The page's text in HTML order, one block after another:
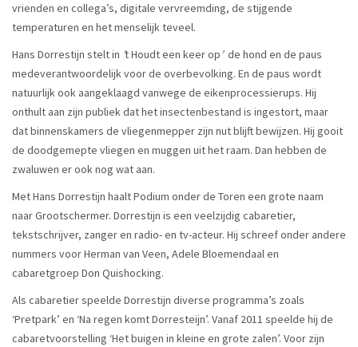
vrienden en collega’s, digitale vervreemding, de stijgende
temperaturen en het menselijk teveel.
Hans Dorrestijn stelt in ’t Houdt een keer op’de hond en de paus
medeverantwoordelijk voor de overbevolking. En de paus wordt
natuurlijk ook aangeklaagd vanwege de eikenprocessierups. Hij
onthult aan zijn publiek dat het insectenbestand is ingestort, maar
dat binnenskamers de vliegenmepper zijn nut blijft bewijzen. Hij gooit
de doodgemepte vliegen en muggen uit het raam. Dan hebben de
zwaluwen er ook nog wat aan.
Met Hans Dorrestijn haalt Podium onder de Toren een grote naam
naar Grootschermer. Dorrestijn is een veelzijdig cabaretier,
tekstschrijver, zanger en radio- en tv-acteur. Hij schreef onder andere
nummers voor Herman van Veen, Adele Bloemendaal en
cabaretgroep Don Quishocking.
Als cabaretier speelde Dorrestijn diverse programma’s zoals
‘Pretpark’ en ‘Na regen komt Dorresteijn’. Vanaf 2011 speelde hij de
cabaretvoorstelling ‘Het buigen in kleine en grote zalen’. Voor zijn